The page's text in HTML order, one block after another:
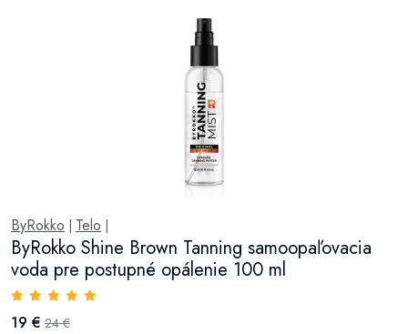
ByRokko Telo
ByRokko Shine Brown Tanning samoopaľovacia
voda pre postupné opálenie 100 ml
19 € 24 €